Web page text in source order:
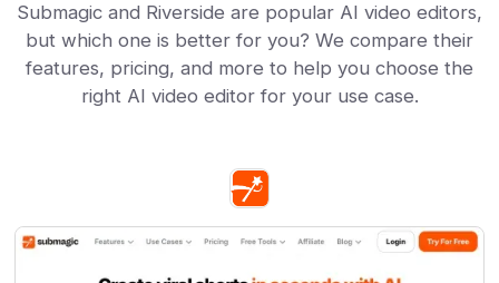
Submagic and Riverside are popular AI video editors,
but which one is better for you? We compare their
features, pricing, and more to help you choose the
right AI video editor for your use case.